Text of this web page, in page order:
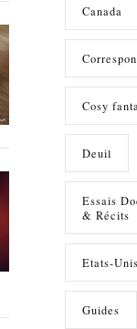
Canada
Cosy
Deuil
Essais
& Récits
Etats-Unis
Guides